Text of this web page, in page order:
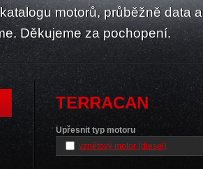
motorů, průběžně data
Děkujeme za pochopení.
TERRACAN
Upřesnit typ motoru
vznětový motor (diesel)